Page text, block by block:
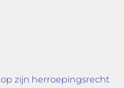
zijn herroepingsrecht